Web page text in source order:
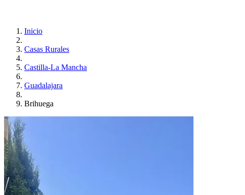
Inicio
Casas Rurales
Castilla-La Mancha
Guadalajara
Brihuega